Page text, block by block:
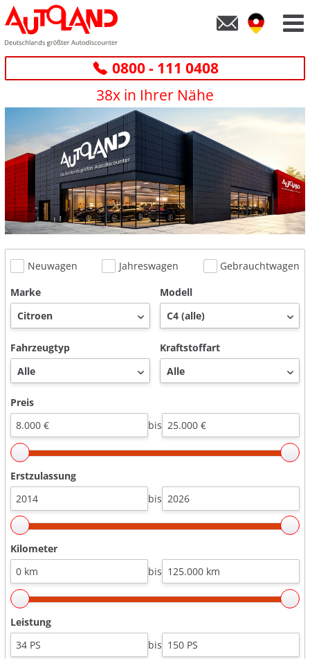
0800 - 111 0408
38x in Ihrer Nähe
Neuwagen Jahreswagen
Gebrauchtwagen
Marke
Modell
Fahrzeugtyp Kraftstoffart
Preis
bis
Erstzulassung
bis
Kilometer
bis
Leistung
bis